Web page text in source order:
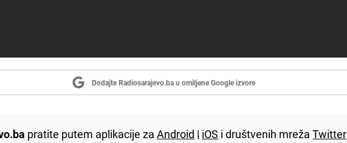
Dodajte Radiosarajevo.ba u omiljene Google izvore
pratite putem aplikacije zaAndroid | iOS i društvenih mrežaTwitter